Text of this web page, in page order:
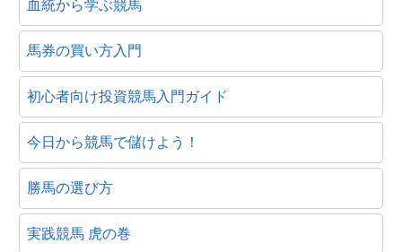
血統から学ぶ競馬
馬券の買い方入門
初心者向け投資競馬入門ガイド
今日から競馬で儲けよう！
勝馬の選び方
実践競馬 虎の巻